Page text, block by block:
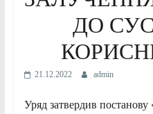
ДО
21.12.2022 admin
Уряд затвердив